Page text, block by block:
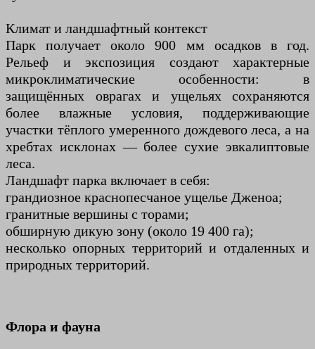
Климат и ландшафтный контекст
Парк получает около 900 мм осадков в год.
Рельеф и экспозиция создают характерные
микроклиматические особенности: в
защищённых оврагах и ущельях сохраняются
более влажные условия, поддерживающие
участки тёплого умеренного дождевого леса, а на
хребтах и ​​склонах — более сухие эвкалиптовые
леса.
Ландшафт парка включает в себя:
грандиозное краснопесчаное ущелье Дженоа;
гранитные вершины с торами;
обширную дикую зону (около 19 400 га);
несколько опорных территорий и отдаленных и
природных территорий.
Флора и фауна